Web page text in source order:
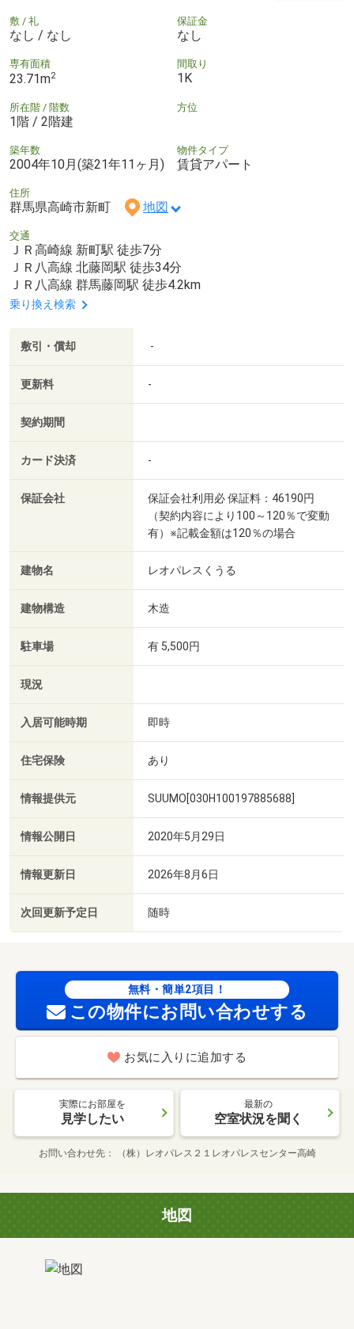
敷 / 礼
なし / なし
保証金
なし
専有面積
23.71m2
間取り
1K
所在階 / 階数
1階 / 2階建
方位
築年数
2004年10月(築21年11ヶ月)
物件タイプ
賃貸アパート
住所
群馬県高崎市新町 地図
交通
ＪＲ高崎線 新町駅 徒歩7分
ＪＲ八高線 北藤岡駅 徒歩34分
ＪＲ八高線 群馬藤岡駅 徒歩4.2km
乗り換え検索
敷引・償却 -
更新料 -
契約期間
カード決済 -
保証会社
保証会社利用必 保証料：46190円
（契約内容により100～120％で変動
有）※記載金額は120％の場合
建物名 レオパレスくうる
建物構造 木造
駐車場 有 5,500円
現況
入居可能時期 即時
住宅保険 あり
情報提供元 SUUMO[030H100197885688]
情報公開日 2020年5月29日
情報更新日 2026年8月6日
次回更新予定日 随時
無料・簡単2項目！
この物件にお問い合わせする
お気に入りに追加する
実際にお部屋を
見学したい
最新の
空室状況を聞く
お問い合わせ先 （株）レオパレス２１レオパレスセンター高崎
地図